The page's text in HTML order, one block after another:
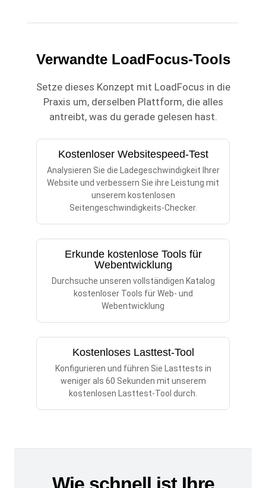
Verwandte LoadFocus-Tools
Setze dieses Konzept mit LoadFocus in die
Praxis um, derselben Plattform, die alles
antreibt, was du gerade gelesen hast.
Kostenloser Websitespeed-Test
Analysieren Sie die Ladegeschwindigkeit Ihrer
Website und verbessern Sie ihre Leistung mit
unserem kostenlosen
Seitengeschwindigkeits-Checker.
Erkunde kostenlose Tools für
Webentwicklung
Durchsuche unseren vollständigen Katalog
kostenloser Tools für Web- und
Webentwicklung
Kostenloses Lasttest-Tool
Konfigurieren und führen Sie Lasttests in
weniger als 60 Sekunden mit unserem
kostenlosen Lasttest-Tool durch.